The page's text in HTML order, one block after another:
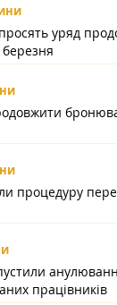
просять уряд
березня
процедуру
працівників